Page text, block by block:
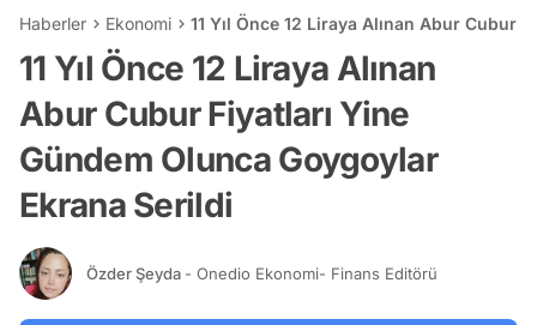
Haberler Ekonomi 11 Yıl Önce 12 Liraya Alınan Abur Cubur
11 Yıl Önce 12 Liraya Alınan
Abur Cubur Fiyatları Yine
Gündem Olunca Goygoylar
Ekrana Serildi
Özder Şeyda - Onedio Ekonomi- Finans Editörü